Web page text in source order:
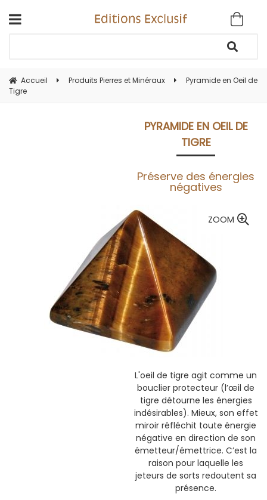
Accueil Produits Pierres et Minéraux
Pyramide en Oeil de
Tigre
PYRAMIDE EN OEIL DE
TIGRE
Préserve des énergies
négatives
ZOOM
L'oeil de tigre agit comme un
bouclier protecteur (l’œil de
tigre détourne les énergies
indésirables). Mieux, son effet
miroir réfléchit toute énergie
négative en direction de son
émetteur/émettrice. C’est la
raison pour laquelle les
jeteurs de sorts redoutent sa
présence.